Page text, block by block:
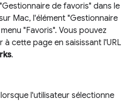
de favoris" dans le
Mac, l'élément "Gestionnaire
"Favoris". Vous pouvez
à cette page en saisissant l'URL
.
l'utilisateur sélectionne